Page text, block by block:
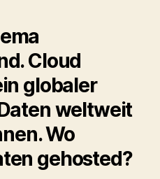
Cloud
globaler
weltweit
Wo
gehosted?